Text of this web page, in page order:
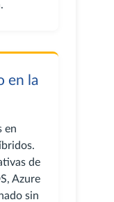
en la
en
de
Azure
sin